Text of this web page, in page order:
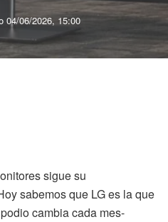
04/06/2026, 15:00
sigue su
sabemos que LG es la que
cambia cada mes-